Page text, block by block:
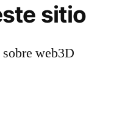
sitio
web3D